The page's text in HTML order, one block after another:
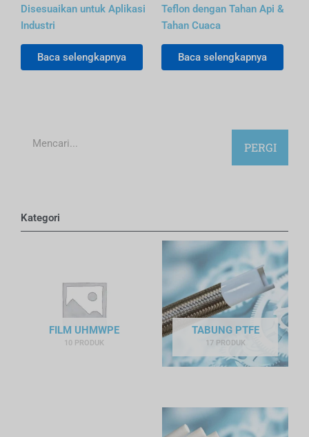
Disesuaikan untuk Aplikasi
Industri
Baca selengkapnya
Teflon dengan Tahan Api &
Tahan Cuaca
Baca selengkapnya
PERGI
Kategori
FILM UHMWPE
10 PRODUK
TABUNG PTFE
17 PRODUK